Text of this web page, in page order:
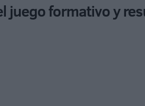
juego formativo y